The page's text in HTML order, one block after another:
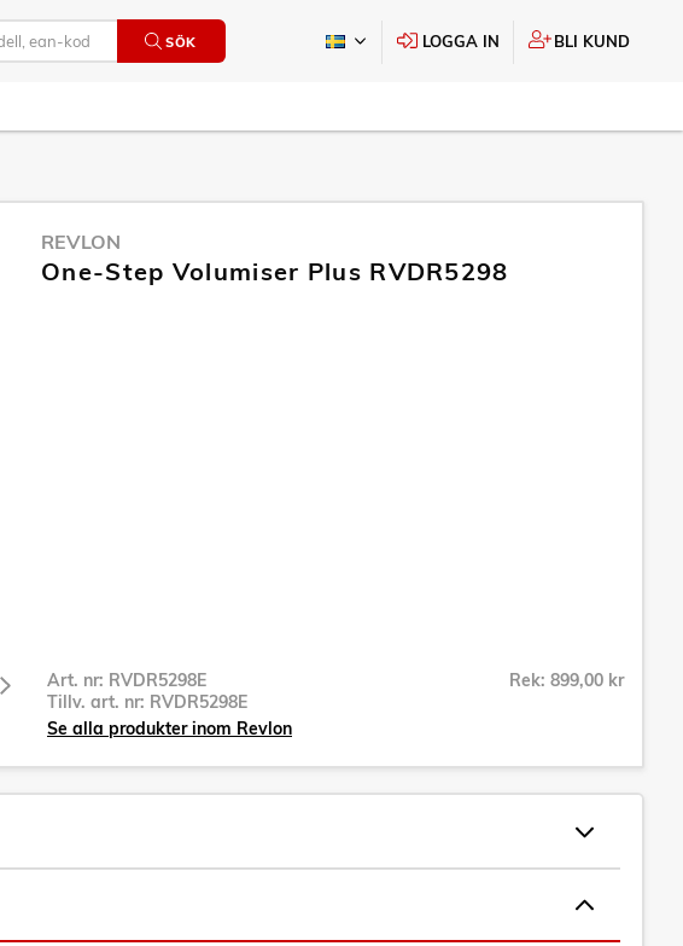
SÖK LOGGA IN BLI KUND
REVLON
One-Step Volumiser Plus RVDR5298
Art. nr: RVDR5298E
Tillv. art. nr: RVDR5298E
Rek: 899,00 kr
Se alla produkter inom Revlon